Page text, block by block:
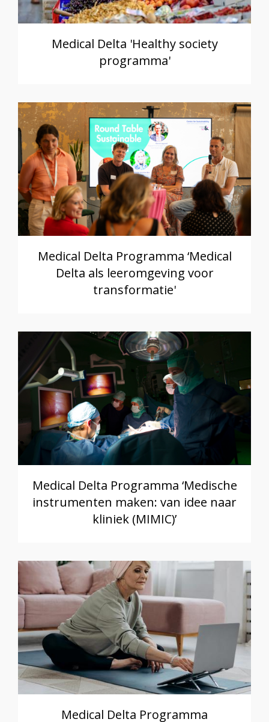
Medical Delta 'Healthy society
programma'
Medical Delta Programma ‘Medical
Delta als leeromgeving voor
transformatie'
Medical Delta Programma ‘Medische
instrumenten maken: van idee naar
kliniek (MIMIC)’
Medical Delta Programma